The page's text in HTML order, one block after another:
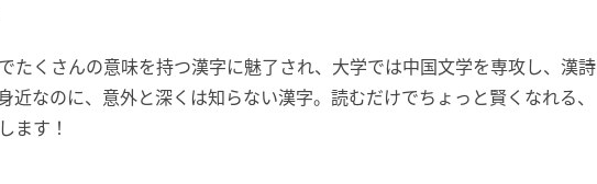
たくさんの意味を持つ漢字に魅了され、大学では中国文学を専攻し、漢詩
近なのに、意外と深くは知らない漢字。読むだけでちょっと賢くなれる、
ます！